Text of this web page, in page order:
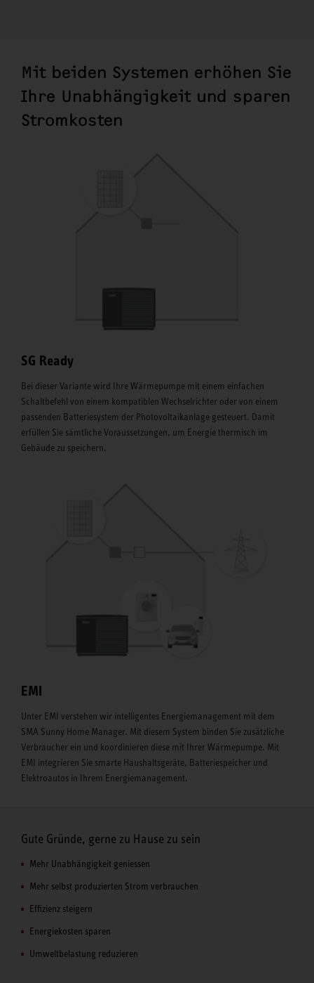
Mit beiden Systemen erhöhen Sie
Ihre Unabhängigkeit und sparen
Stromkosten
SG Ready
Bei dieser Variante wird Ihre Wärmepumpe mit einem einfachen
Schaltbefehl von einem kompatiblen Wechselrichter oder von einem
passenden Batteriesystem der Photovoltaikanlage gesteuert. Damit
erfüllen Sie sämtliche Voraussetzungen, um Energie thermisch im
Gebäude zu speichern.
EMI
Unter EMI verstehen wir intelligentes Energiemanagement mit dem
SMA Sunny Home Manager. Mit diesem System binden Sie zusätzliche
Verbraucher ein und koordinieren diese mit Ihrer Wärmepumpe. Mit
EMI integrieren Sie smarte Haushaltsgeräte, Batteriespeicher und
Elektroautos in Ihrem Energiemanagement.
Gute Gründe, gerne zu Hause zu sein
Mehr Unabhängigkeit geniessen
Mehr selbst produzierten Strom verbrauchen
Effizienz steigern
Energiekosten sparen
Umweltbelastung reduzieren